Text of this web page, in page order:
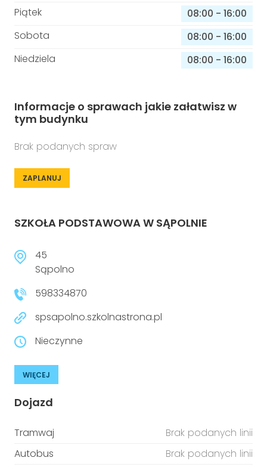
Piątek
08:00 - 16:00
Sobota
08:00 - 16:00
Niedziela
08:00 - 16:00
Informacje o sprawach jakie załatwisz w
tym budynku
Brak podanych spraw
ZAPLANUJ
SZKOŁA PODSTAWOWA W SĄPOLNIE
45
Sąpolno
598334870
spsapolno.szkolnastrona.pl
Nieczynne
WIĘCEJ
Dojazd
Tramwaj
Brak podanych linii
Autobus
Brak podanych linii